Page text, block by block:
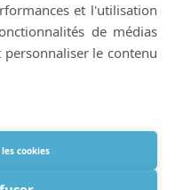
medicinal en el
de confidentialité
et l'utilisation
de médias
le contenu
cookies